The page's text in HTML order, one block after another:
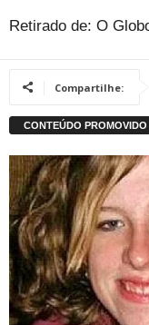
Retirado de: O
Compartilhe: